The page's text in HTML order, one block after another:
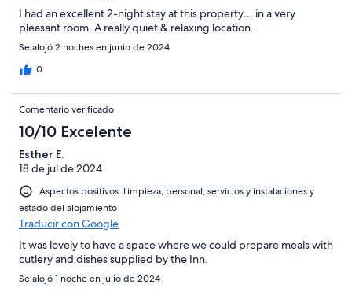
I had an excellent 2-night stay at this property… in a very
pleasant room. A really quiet & relaxing location.
Se alojó 2 noches en junio de 2024
0
Comentario verificado
10/10 Excelente
Esther E.
18 de jul de 2024
Aspectos positivos: Limpieza, personal, servicios y instalaciones y
estado del alojamiento
Traducir con Google
It was lovely to have a space where we could prepare meals with
cutlery and dishes supplied by the Inn.
Se alojó 1 noche en julio de 2024